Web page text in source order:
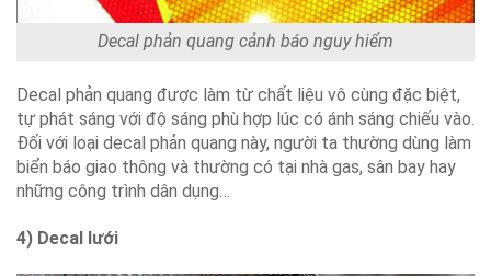
Decal phản quang cảnh báo nguy hiểm
Decal phản quang được làm từ chất liệu vô cùng đặc biệt,
tự phát sáng với độ sáng phù hợp lúc có ánh sáng chiếu vào.
Đối với loại decal phản quang này, người ta thường dùng làm
biển báo giao thông và thường có tại nhà gas, sân bay hay
những công trình dân dụng…
4) Decal lưới